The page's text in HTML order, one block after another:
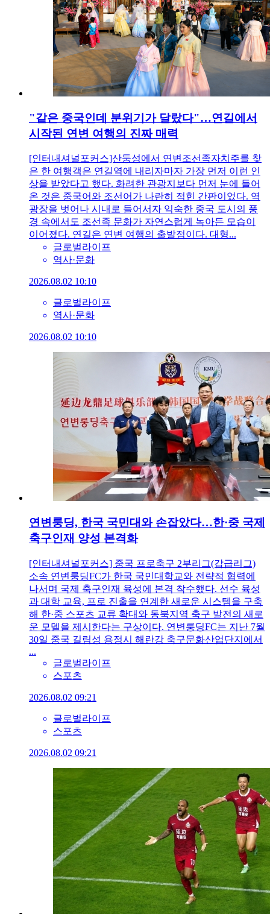
"같은 중국인데 분위기가 달랐다"…연길에서
시작된 연변 여행의 진짜 매력
[인터내셔널포커스]산둥성에서 연변조선족자치주를 찾
은 한 여행객은 연길역에 내리자마자 가장 먼저 이런 인
상을 받았다고 했다. 화려한 관광지보다 먼저 눈에 들어
온 것은 중국어와 조선어가 나란히 적힌 간판이었다. 역
광장을 벗어나 시내로 들어서자 익숙한 중국 도시의 풍
경 속에서도 조선족 문화가 자연스럽게 녹아든 모습이
이어졌다. 연길은 연변 여행의 출발점이다. 대형...
글로벌라이프
역사·문화
2026.08.02 10:10
글로벌라이프
역사·문화
2026.08.02 10:10
연변룽딩, 한국 국민대와 손잡았다…한·중 국제
축구인재 양성 본격화
[인터내셔널포커스] 중국 프로축구 2부리그(갑급리그)
소속 연변룽딩FC가 한국 국민대학교와 전략적 협력에
나서며 국제 축구인재 육성에 본격 착수했다. 선수 육성
과 대학 교육, 프로 진출을 연계한 새로운 시스템을 구축
해 한·중 스포츠 교류 확대와 동북지역 축구 발전의 새로
운 모델을 제시한다는 구상이다. 연변룽딩FC는 지난 7월
30일 중국 길림성 용정시 해란강 축구문화산업단지에서
...
글로벌라이프
스포츠
2026.08.02 09:21
글로벌라이프
스포츠
2026.08.02 09:21